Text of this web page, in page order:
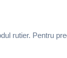
rutier. Pentru